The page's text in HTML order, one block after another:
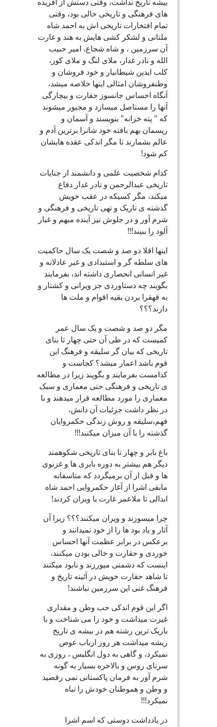
های فرهنگی و تاریخی خالی بود، وقتی
تمام افتخارات تاریخی اش به احمد شاه
ملتانی و لشکر کشی هایش به هند و غارت
آن سرزمین ، و شاه شجاع، امیر حبیب
الله و نادر غدار، ملای لنگ و ملای کور،
کلب ایدین شیطانیار و خود فروشان و
وطنفروشان امثالی اینها خلاصه میشد،
آنگاه احساس جانسوز حقارت و بیچارگی
آنها را مستاصل میسازد و مجبور میشوند
که " پته خزانه" بنویسند و آسمان و
ریسمان بهم بافته خود شانرا برترین آدم و
عالم بشمارند تا مگر اندکی عقده هایشان
کم شود!
کدام شخصیت علمی و دانشمند از جنایات
تاریخی عبدالرحمن و نادر غدار دفاع
میکند، مگر کسیکه در عقب خویش
گذشته ی تاریک و تهی تاریخی و فرهنگی و
شرم آور و در جلوش نیز آینده مبهم و غبار
آلود را ببیند!!!
اینها اقلا دو صد و شصت یک سال حاکمیت
های سلطه گر و استبدادی و غیر عادلانه و
غیر انسانی انحصاری داشته اند، بفرمایند
بگویند چه دستاوردی جز ویرانی و کشتار و
به قهقرا بردن بقیه اقوام و ملت ها
دارند؟؟؟
مگر دو صد و شصت و یک سال عمر
کمیست که در طی آن حتی چهار تا بنای
تاریخی که بیان گر سلیقه و فرهنگ این
قوم باشد اعمار میشد؟ کجاست و
کدامست بفرمایند و بگویند زیرا در مطالعه
ی تاریخی و فرهنگی حتی معماری و سبک
معماری را مورد مطالعه قرار میدهند و با
در نظر داشت جزئیات آن دانش،
فهم،سلیقه و روش زندگی حکمروایان
گذشته را با آن میزان میکنند!!!
باغ بابر و چهار تا بنای تاریخی شکوهمند
دیگر هم بیشتر به دوره بابری ها و غزنوی
ها و قبل از آن برمیگردد که متاسفانه
مابقی اشرا از آغاز حکمروایی احمد شاه
ابدالی تا ملاعمر غارت یا ویران کردند!
چرا میسوزند و ویران میکنند؟؟؟ زیرا آن
آثار و یاد بود ها را از خود نمیدانند و
برعکس در برابر عظمت آنها احساس
خوردی و حقارت و خالی بودن میکنند،
اینست که دشمنی میورزند و نابود میکنند
تا شاهد حقارت خویش در آئینه تاریخ و
فرهنگ غنی این سرزمین نباشند!
اگر این قوم اندکی حب وطن و مقداری
غیرت میداشت و خود را می شناخت و با
باریک ترین رشته هم در بیشه ی تاریخ
ریشه میداشت هر روز ارباب عوض
نمیکرد، و گاهی به دول انگلیس ، روزی به
سرنای روس و بالاخره بسیار به گونه
شرم آور به فرمان پاکستانی نمی رقصید
و وطن و هموطنان خودش را تباه
نمیکرد!!!
در یادداشت دوستی که اسم اشرا